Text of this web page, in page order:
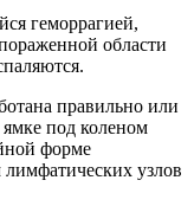
геморрагией,
области
правильно или
под коленом
форме
узлов